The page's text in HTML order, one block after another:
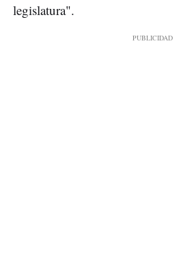
legislatura".